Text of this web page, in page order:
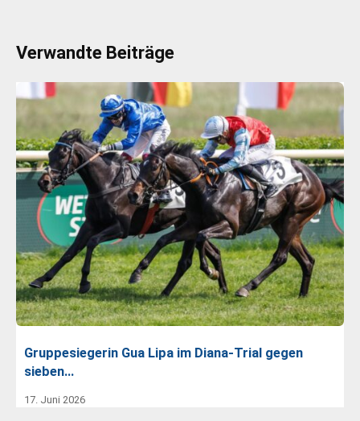
Verwandte Beiträge
Gruppesiegerin Gua Lipa im Diana-Trial gegen
sieben…
17. Juni 2026